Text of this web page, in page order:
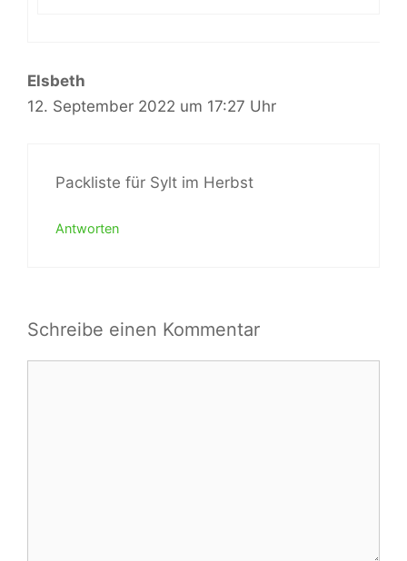
Elsbeth
12. September 2022 um 17:27 Uhr
Packliste für Sylt im Herbst
Antworten
Schreibe einen Kommentar